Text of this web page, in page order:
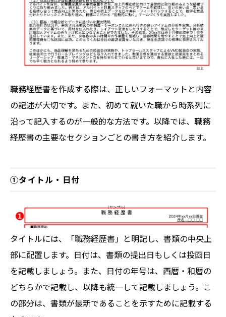
職務経歴書を作成する際は、正しいフォーマットと内容
の記述が大切です。また、初めて就いた職から時系列に
沿って記入するのが一般的な方法です。以降では、職務
経歴書の主要なセクションごとの書き方を紹介します。
①タイトル・日付
タイトルには、「職務経歴書」と明記し、書類の中央上
部に配置します。日付は、書類の提出日もしくは投函日
を記載しましょう。また、日付の年号は、西暦・和暦の
どちらかで記載し、以降も統一して記載しましょう。こ
の部分は、書類が最新であることを示すために記載する